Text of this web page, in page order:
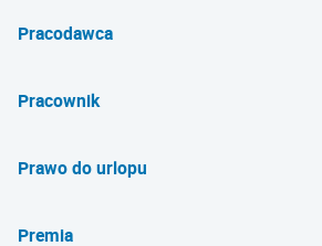
Pracodawca
Pracownik
Prawo do urlopu
Premia